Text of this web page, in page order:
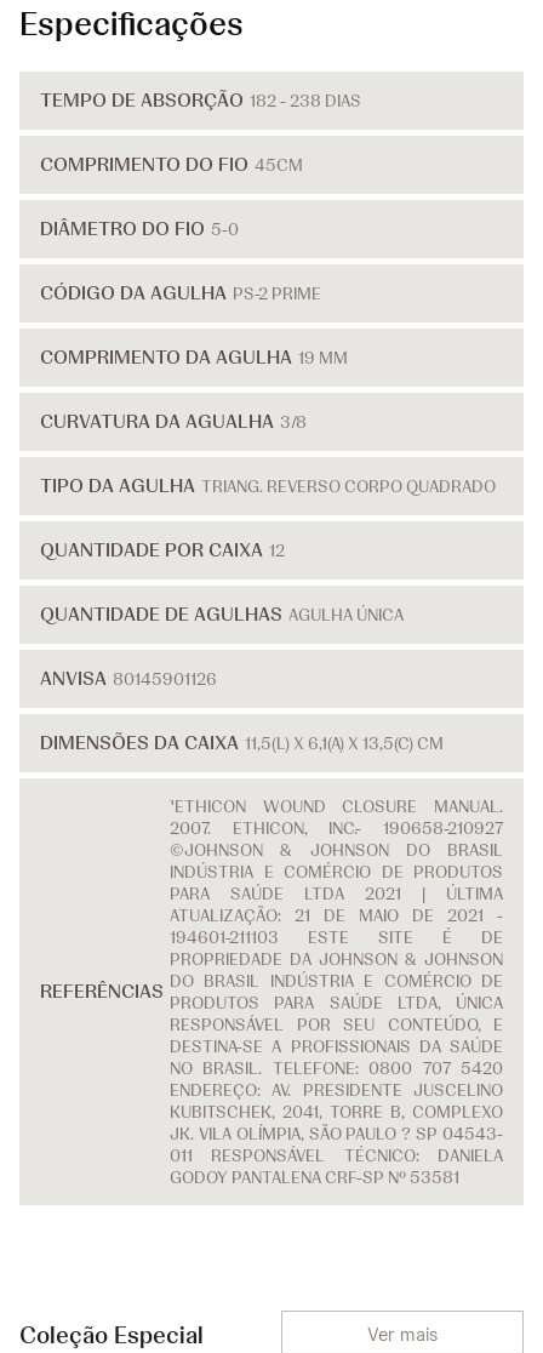
Especificações
TEMPO DE ABSORÇÃO 182 - 238 DIAS
COMPRIMENTO DO FIO 45CM
DIÂMETRO DO FIO 5-0
CÓDIGO DA AGULHA PS-2 PRIME
COMPRIMENTO DA AGULHA 19 MM
CURVATURA DA AGUALHA 3/8
TIPO DA AGULHA TRIANG. REVERSO CORPO QUADRADO
QUANTIDADE POR CAIXA 12
QUANTIDADE DE AGULHAS AGULHA ÚNICA
ANVISA 80145901126
DIMENSÕES DA CAIXA 11,5(L) X 6,1(A) X 13,5(C) CM
REFERÊNCIAS
¹ETHICON WOUND CLOSURE MANUAL.
2007. ETHICON, INC.- 190658-210927
©JOHNSON & JOHNSON DO BRASIL
INDÚSTRIA E COMÉRCIO DE PRODUTOS
PARA SAÚDE LTDA 2021 | ÚLTIMA
ATUALIZAÇÃO: 21 DE MAIO DE 2021 -
194601-211103 ESTE SITE É DE
PROPRIEDADE DA JOHNSON & JOHNSON
DO BRASIL INDÚSTRIA E COMÉRCIO DE
PRODUTOS PARA SAÚDE LTDA, ÚNICA
RESPONSÁVEL POR SEU CONTEÚDO, E
DESTINA-SE A PROFISSIONAIS DA SAÚDE
NO BRASIL. TELEFONE: 0800 707 5420
ENDEREÇO: AV. PRESIDENTE JUSCELINO
KUBITSCHEK, 2041, TORRE B, COMPLEXO
JK. VILA OLÍMPIA, SÃO PAULO ? SP 04543-
011 RESPONSÁVEL TÉCNICO: DANIELA
GODOY PANTALENA CRF-SP Nº 53581
Coleção Especial Ver mais